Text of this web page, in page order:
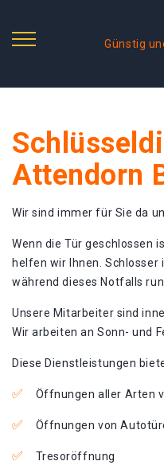
Günstig
Attendorn
Wir sind immer für Sie da
Wenn die Tür geschlossen
helfen wir Ihnen.
während dieses Notfalls
Unsere Mitarbeiter sind
Wir arbeiten an Sonn- und
Diese Dienstleistungen
Öffnungen aller Arten
Öffnungen von
Tresoröffnung